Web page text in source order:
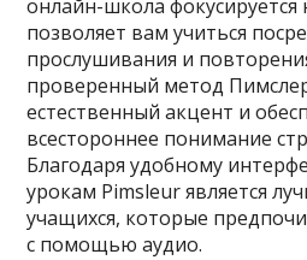
онлайн-школа фокусируется
позволяет вам учиться
прослушивания и
проверенный метод
естественный акцент и
всестороннее понимание
Благодаря удобному
урокам Pimsleur является
учащихся, которые
с помощью аудио.